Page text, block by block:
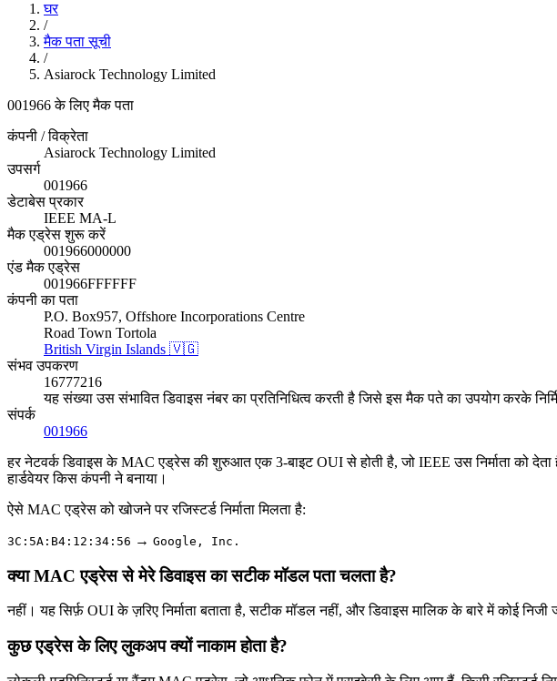
घर
/
मैक पता सूची
/
Asiarock Technology Limited
001966 के लिए मैक पता
कंपनी / विक्रेता
Asiarock Technology Limited
उपसर्ग
001966
डेटाबेस प्रकार
IEEE MA-L
मैक एड्रेस शुरू करें
001966000000
एंड मैक एड्रेस
001966FFFFFF
कंपनी का पता
P.O. Box957, Offshore Incorporations Centre
Road Town Tortola
British Virgin Islands 🇻🇬
संभव उपकरण
16777216
यह संख्या उस संभावित डिवाइस नंबर का प्रतिनिधित्व करती है जिसे इस मैक पते का उपयोग करके
संपर्क
001966
हर नेटवर्क डिवाइस के MAC एड्रेस की शुरुआत एक 3-बाइट OUI से होती है, जो IEEE उस निर्माता को
हार्डवेयर किस कंपनी ने बनाया।
ऐसे MAC एड्रेस को खोजने पर रजिस्टर्ड निर्माता मिलता है:
3C:5A:B4:12:34:56 → Google, Inc.
क्या MAC एड्रेस से मेरे डिवाइस का सटीक मॉडल पता चलता है?
नहीं। यह सिर्फ़ OUI के ज़रिए निर्माता बताता है, सटीक मॉडल नहीं, और डिवाइस मालिक के बारे में कोई निजी
कुछ एड्रेस के लिए लुकअप क्यों नाकाम होता है?